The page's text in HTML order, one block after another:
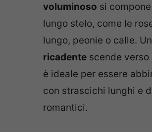
voluminoso si
lungo stelo, come le
lungo, peonie o calle. Un
ricadente scende verso
è ideale per essere
con strascichi lunghi e
romantici.